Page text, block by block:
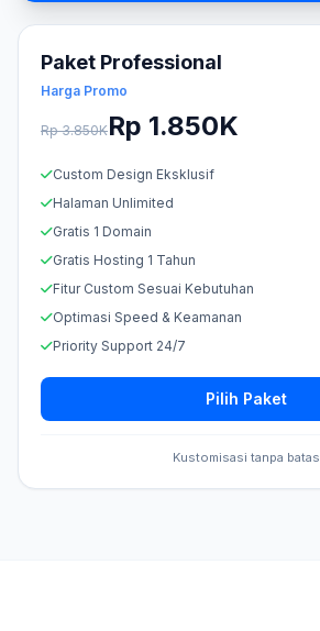
Paket Professional
Harga Promo
Rp 3.850KRp 1.850K
Custom Design Eksklusif
Halaman Unlimited
Gratis 1 Domain
Gratis Hosting 1 Tahun
Fitur Custom Sesuai Kebutuhan
Optimasi Speed & Keamanan
Priority Support 24/7
Pilih Paket
Kustomisasi tanpa batas